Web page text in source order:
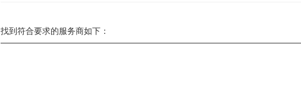
找到符合要求的服务商如下：